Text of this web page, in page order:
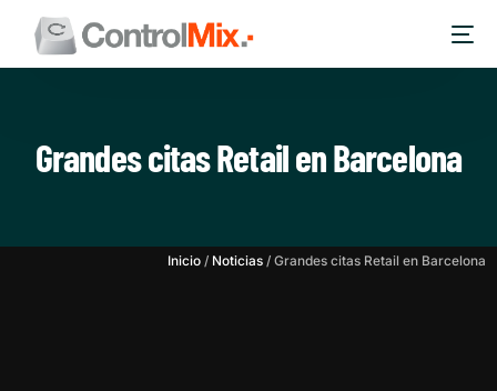
Grandes citas Retail en Barcelona
Inicio / Noticias / Grandes citas Retail en Barcelona